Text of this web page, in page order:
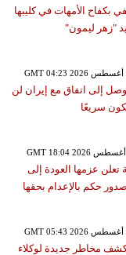
بكفاح الأمهات في كليبها
"زهر ليمون"
إلى اتفاق مع إيران لن
سريعًا
تعلن عزمها العودة إلى
حكم بالإعدام بحقها
مخاطر جديدة لوكلاء